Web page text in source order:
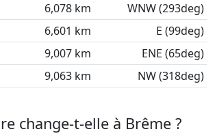
6,078 km
WNW (293deg)
6,601 km
E (99deg)
9,007 km
ENE (65deg)
9,063 km NW (318deg)
change-t-elle à Brême ?